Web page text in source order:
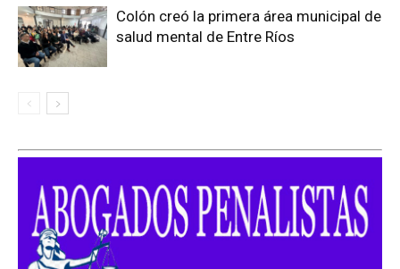
Colón creó la primera área municipal de
salud mental de Entre Ríos